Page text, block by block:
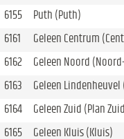
6155
Puth (Puth)
6161
Geleen Centrum
6162
Geleen Noord
6163
Geleen
6164
Geleen Zuid (Plan
6165
Geleen Kluis (Kluis)